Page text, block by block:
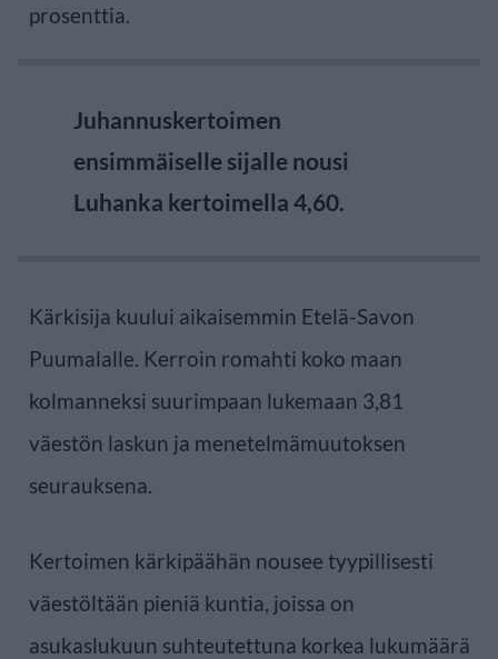
prosenttia.
Juhannuskertoimen
ensimmäiselle sijalle nousi
Luhanka kertoimella 4,60.
Kärkisija kuului aikaisemmin Etelä-Savon
Puumalalle. Kerroin romahti koko maan
kolmanneksi suurimpaan lukemaan 3,81
väestön laskun ja menetelmämuutoksen
seurauksena.
Kertoimen kärkipäähän nousee tyypillisesti
väestöltään pieniä kuntia, joissa on
asukaslukuun suhteutettuna korkea lukumäärä